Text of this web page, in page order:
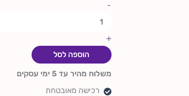
-
+
הוספה לסל
משלוח מהיר עד 5 ימי עסקים
רכישה מאובטחת